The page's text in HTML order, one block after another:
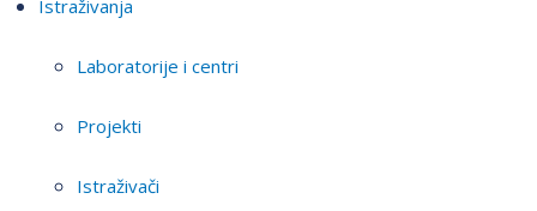
Istraživanja
Laboratorije i centri
Projekti
Istraživači